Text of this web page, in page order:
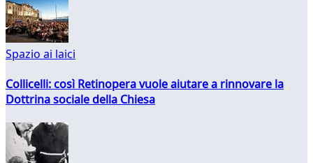
Spazio ai laici
Collicelli: così Retinopera vuole aiutare a rinnovare la
Dottrina sociale della Chiesa